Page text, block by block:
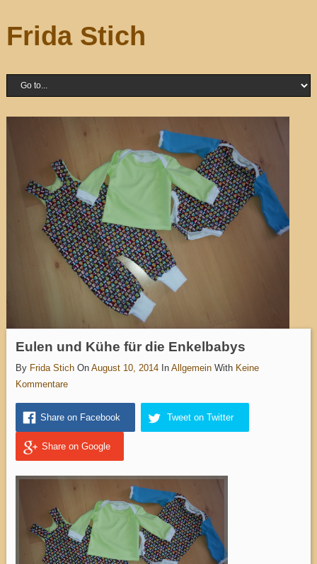
Frida Stich
Eulen und Kühe für die Enkelbabys
By Frida Stich On August 10, 2014 In Allgemein With Keine
Kommentare
Share on Facebook Tweet on Twitter
Share on Google